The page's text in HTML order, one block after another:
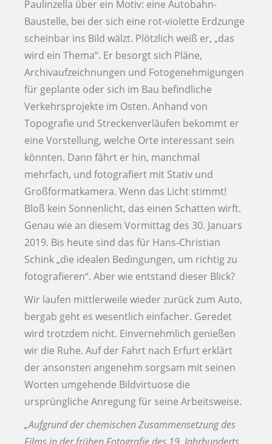
Paulinzella über ein Motiv: eine Autobahn-
Baustelle, bei der sich eine rot-violette Erdzunge
scheinbar ins Bild wälzt. Plötzlich weiß er, „das
wird ein Thema“. Er besorgt sich Pläne,
Archivaufzeichnungen und Fotogenehmigungen
für geplante oder sich im Bau befindliche
Verkehrsprojekte im Osten. Anhand von
Topografie und Streckenverläufen bekommt er
eine Vorstellung, welche Orte interessant sein
könnten. Dann fährt er hin, manchmal
mehrfach, und fotografiert mit Stativ und
Großformatkamera. Wenn das Licht stimmt!
Bloß kein Sonnenlicht, das einen Schatten wirft.
Genau wie an diesem Vormittag des 30. Januars
2019. Bis heute sind das für Hans-Christian
Schink „die idealen Bedingungen, um richtig zu
fotografieren“. Aber wie entstand dieser Blick?
Wir laufen mittlerweile wieder zurück zum Auto,
bergab geht es wesentlich einfacher. Geredet
wird trotzdem nicht. Einvernehmlich genießen
wir die Ruhe. Auf der Fahrt nach Erfurt erklärt
der ansonsten angenehm sorgsam mit seinen
Worten umgehende Bildvirtuose die
ursprüngliche Anregung für seine Arbeitsweise.
„Aufgrund der chemischen Zusammensetzung des